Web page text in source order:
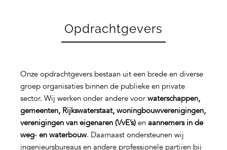
Opdrachtgevers
Onze opdrachtgevers bestaan uit een brede en diverse
groep organisaties binnen de publieke en private
sector. Wij werken onder andere voor waterschappen,
gemeenten, Rijkswaterstaat, woningbouwverenigingen,
verenigingen van eigenaren (VvE’s)en aannemers in de
weg‑ en waterbouw. Daarnaast ondersteunen wij
ingenieursbureaus en andere professionele partijen bij